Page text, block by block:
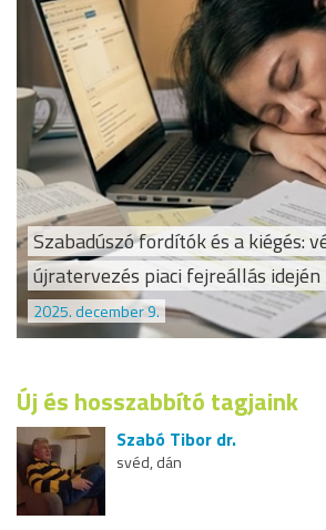
Szabadúszó fordítók és a kiégés:
újratervezés piaci fejreállás idején
2025. december 9.
Új és hosszabbító tagjaink
Szabó Tibor dr.
svéd, dán